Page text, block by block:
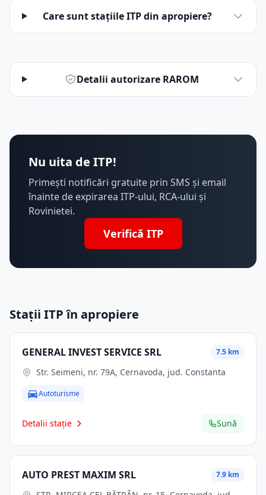
Care sunt stațiile ITP din apropiere?
Detalii autorizare RAROM
Nu uita de ITP!
Primești notificări gratuite prin SMS și email
înainte de expirarea ITP-ului, RCA-ului și
Rovinietei.
Verifică ITP
Stații ITP în apropiere
GENERAL INVEST SERVICE SRL 7.5 km
Str. Seimeni, nr. 79A, Cernavoda, jud. Constanta
Autoturisme
Detalii stație Sună
AUTO PREST MAXIM SRL 7.9 km